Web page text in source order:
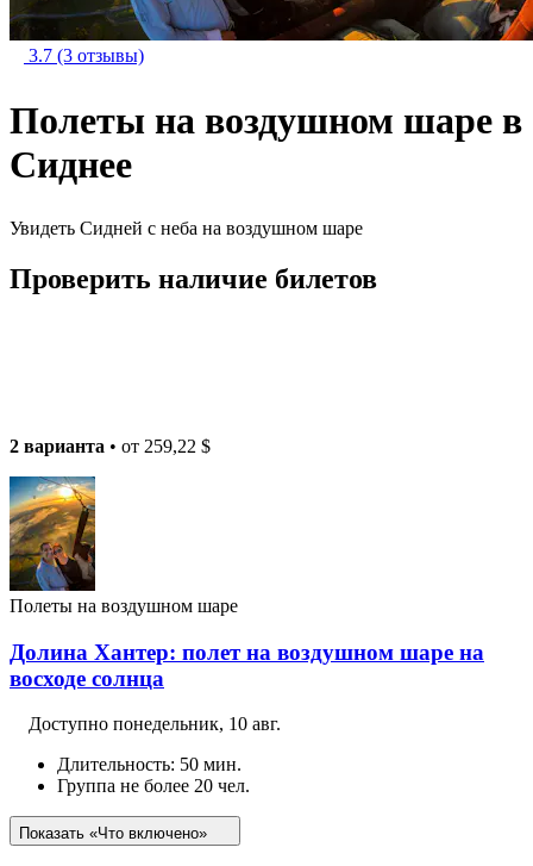
3.7 (3 отзывы)
Полеты на воздушном шаре в
Сиднее
Увидеть Сидней с неба на воздушном шаре
Проверить наличие билетов
2 варианта • от 259,22 $
Полеты на воздушном шаре
Долина Хантер: полет на воздушном шаре на
восходе солнца
Доступно понедельник, 10 авг.
Длительность: 50 мин.
Группа не более 20 чел.
Показать «Что включено»